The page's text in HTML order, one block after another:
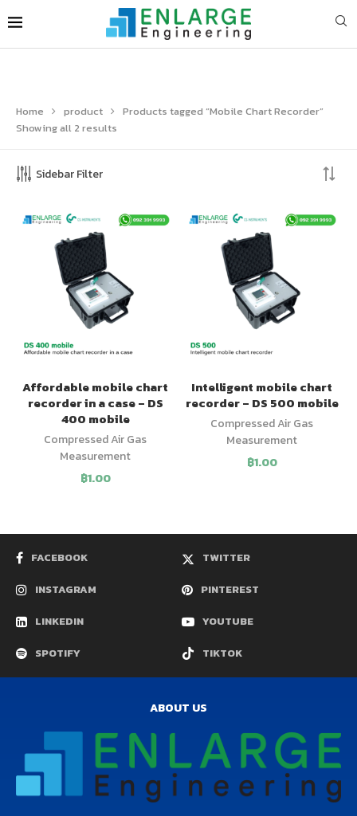
Home product
Products tagged “Mobile Chart Recorder”
Showing all 2 results
Sidebar Filter
Affordable mobile chart
recorder in a case – DS
400 mobile
Compressed Air Gas
Measurement
฿1.00
Intelligent mobile chart
recorder – DS 500 mobile
Compressed Air Gas
Measurement
฿1.00
FACEBOOK TWITTER
INSTAGRAM PINTEREST
LINKEDIN YOUTUBE
SPOTIFY TIKTOK
ABOUT US